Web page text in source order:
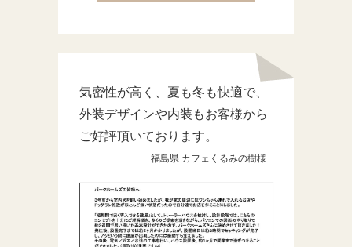
気密性が高く、夏も冬も快適で、
外装デザインや内装もお客様から
ご好評頂いております。
福島県 カフェくるみの樹様